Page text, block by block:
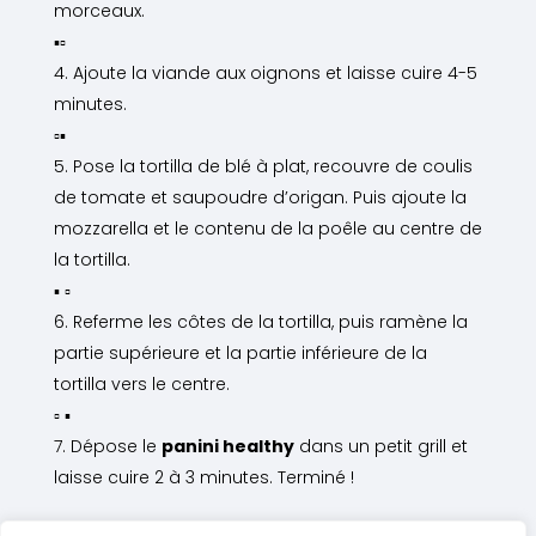
morceaux.
▪▫️
Ajoute la viande aux oignons et laisse cuire 4-5
minutes.
▫️▪
Pose la tortilla de blé à plat, recouvre de coulis
de tomate et saupoudre d’origan. Puis ajoute la
mozzarella et le contenu de la poêle au centre de
la tortilla.
▪ ▫️
Referme les côtes de la tortilla, puis ramène la
partie supérieure et la partie inférieure de la
tortilla vers le centre.
▫️ ▪
Dépose le panini healthydans un petit grill et
laisse cuire 2 à 3 minutes. Terminé !